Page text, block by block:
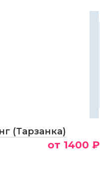
(Тарзанка)
от 1400 ₽